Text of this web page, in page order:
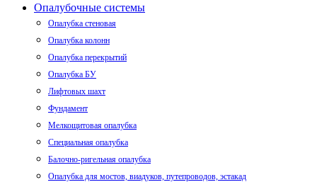
Опалубочные системы
Опалубка стеновая
Опалубка колонн
Опалубка перекрытий
Опалубка БУ
Лифтовых шахт
Фундамент
Мелкощитовая опалубка
Специальная опалубка
Балочно-ригельная опалубка
Опалубка для мостов, виадуков, путепроводов, эстакад